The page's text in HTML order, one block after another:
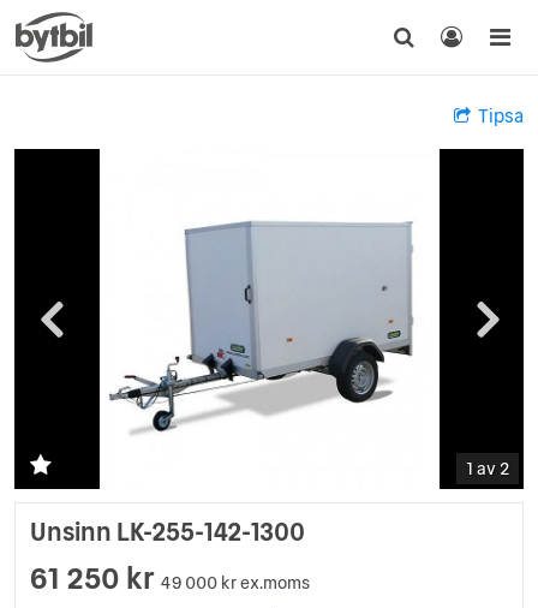
Tipsa
1 av 2
Unsinn LK-255-142-1300
61 250 kr 49 000 kr ex.moms